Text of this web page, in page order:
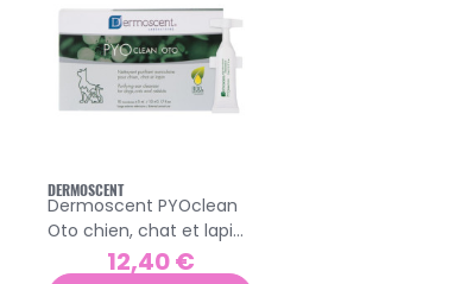
DERMOSCENT
Dermoscent PYOclean
Oto chien, chat et lapin
10 monodoses de 5ml
12,40 €